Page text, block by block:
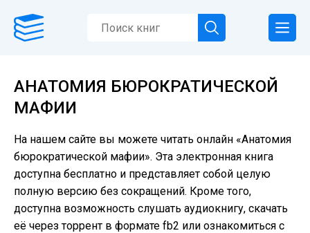
АНАТОМИЯ БЮРОКРАТИЧЕСКОЙ
МАФИИ
На нашем сайте вы можете читать онлайн «Анатомия
бюрократической мафии». Эта электронная книга
доступна бесплатно и представляет собой целую
полную версию без сокращений. Кроме того,
доступна возможность слушать аудиокнигу, скачать
её через торрент в формате fb2 или ознакомиться с